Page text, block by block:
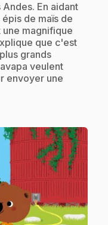
En aidant
de maïs de
magnifique
que c'est
grands
veulent
envoyer une